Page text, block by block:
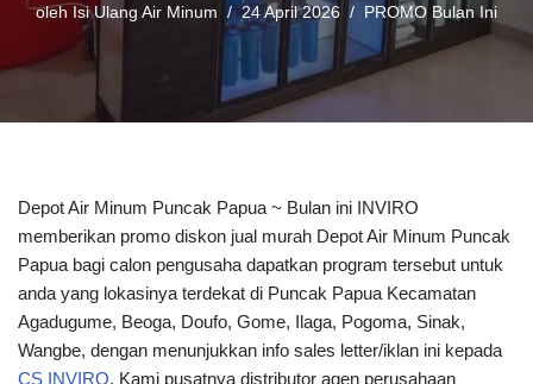
oleh Isi Ulang Air Minum 24 April 2026 PROMO Bulan Ini
Depot Air Minum Puncak Papua ~ Bulan ini INVIRO
memberikan promo diskon jual murah Depot Air Minum Puncak
Papua bagi calon pengusaha dapatkan program tersebut untuk
anda yang lokasinya terdekat di Puncak Papua Kecamatan
Agadugume, Beoga, Doufo, Gome, Ilaga, Pogoma, Sinak,
Wangbe, dengan menunjukkan info sales letter/iklan ini kepada
CS INVIRO. Kami pusatnya distributor agen perusahaan